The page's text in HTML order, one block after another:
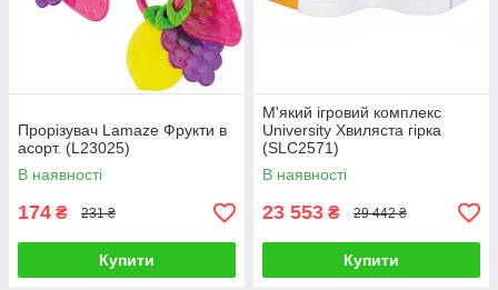
Прорізувач Lamaze Фрукти в
асорт. (L23025)
В наявності
174 ₴ 231 ₴
Купити
М'який ігровий комплекс
University Хвиляста гірка
(SLC2571)
В наявності
23 553 ₴ 29 442 ₴
Купити